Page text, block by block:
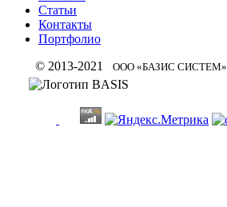
Статьи
Контакты
Портфолио
© 2013-2021 ООО «БАЗИС СИСТЕМ»